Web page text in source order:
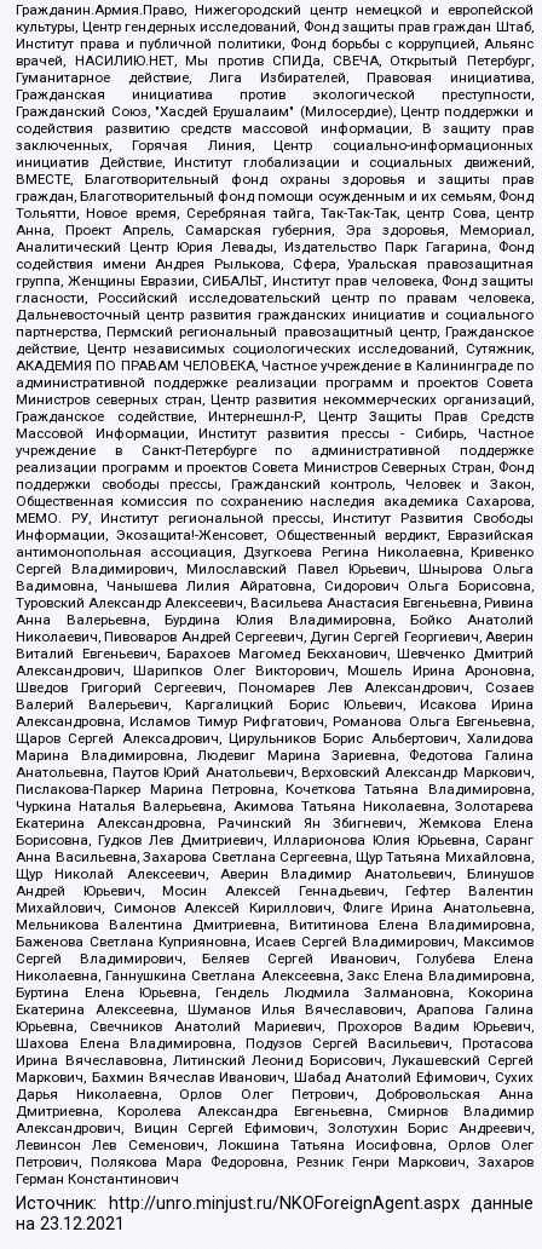
Гражданин.Армия.Право, Нижегородский центр немецкой и европейской
культуры, Центр гендерных исследований, Фонд защиты прав граждан Штаб,
Институт права и публичной политики, Фонд борьбы с коррупцией, Альянс
врачей, НАСИЛИЮ.НЕТ, Мы против СПИДа, СВЕЧА, Открытый Петербург,
Гуманитарное действие, Лига Избирателей, Правовая инициатива,
Гражданская инициатива против экологической преступности,
Гражданский Союз, "Хасдей Ерушалаим" (Милосердие), Центр поддержки и
содействия развитию средств массовой информации, В защиту прав
заключенных, Горячая Линия, Центр социально-информационных
инициатив Действие, Институт глобализации и социальных движений,
ВМЕСТЕ, Благотворительный фонд охраны здоровья и защиты прав
граждан, Благотворительный фонд помощи осужденным и их семьям, Фонд
Тольятти, Новое время, Серебряная тайга, Так-Так-Так, центр Сова, центр
Анна, Проект Апрель, Самарская губерния, Эра здоровья, Мемориал,
Аналитический Центр Юрия Левады, Издательство Парк Гагарина, Фонд
содействия имени Андрея Рылькова, Сфера, Уральская правозащитная
группа, Женщины Евразии, СИБАЛЬТ, Институт прав человека, Фонд защиты
гласности, Российский исследовательский центр по правам человека,
Дальневосточный центр развития гражданских инициатив и социального
партнерства, Пермский региональный правозащитный центр, Гражданское
действие, Центр независимых социологических исследований, Сутяжник,
АКАДЕМИЯ ПО ПРАВАМ ЧЕЛОВЕКА, Частное учреждение в Калининграде по
административной поддержке реализации программ и проектов Совета
Министров северных стран, Центр развития некоммерческих организаций,
Гражданское содействие, Интернешнл-Р, Центр Защиты Прав Средств
Массовой Информации, Институт развития прессы - Сибирь, Частное
учреждение в Санкт-Петербурге по административной поддержке
реализации программ и проектов Совета Министров Северных Стран, Фонд
поддержки свободы прессы, Гражданский контроль, Человек и Закон,
Общественная комиссия по сохранению наследия академика Сахарова,
МЕМО. РУ, Институт региональной прессы, Институт Развития Свободы
Информации, Экозащита!-Женсовет, Общественный вердикт, Евразийская
антимонопольная ассоциация, Дзугкоева Регина Николаевна, Кривенко
Сергей Владимирович, Милославский Павел Юрьевич, Шнырова Ольга
Вадимовна, Чанышева Лилия Айратовна, Сидорович Ольга Борисовна,
Туровский Александр Алексеевич, Васильева Анастасия Евгеньевна, Ривина
Анна Валерьевна, Бурдина Юлия Владимировна, Бойко Анатолий
Николаевич, Пивоваров Андрей Сергеевич, Дугин Сергей Георгиевич, Аверин
Виталий Евгеньевич, Барахоев Магомед Бекханович, Шевченко Дмитрий
Александрович, Шарипков Олег Викторович, Мошель Ирина Ароновна,
Шведов Григорий Сергеевич, Пономарев Лев Александрович, Созаев
Валерий Валерьевич, Каргалицкий Борис Юльевич, Исакова Ирина
Александровна, Исламов Тимур Рифгатович, Романова Ольга Евгеньевна,
Щаров Сергей Алексадрович, Цирульников Борис Альбертович, Халидова
Марина Владимировна, Людевиг Марина Зариевна, Федотова Галина
Анатольевна, Паутов Юрий Анатольевич, Верховский Александр Маркович,
Пислакова-Паркер Марина Петровна, Кочеткова Татьяна Владимировна,
Чуркина Наталья Валерьевна, Акимова Татьяна Николаевна, Золотарева
Екатерина Александровна, Рачинский Ян Збигневич, Жемкова Елена
Борисовна, Гудков Лев Дмитриевич, Илларионова Юлия Юрьевна, Саранг
Анна Васильевна, Захарова Светлана Сергеевна, Щур Татьяна Михайловна,
Щур Николай Алексеевич, Аверин Владимир Анатольевич, Блинушов
Андрей Юрьевич, Мосин Алексей Геннадьевич, Гефтер Валентин
Михайлович, Симонов Алексей Кириллович, Флиге Ирина Анатольевна,
Мельникова Валентина Дмитриевна, Вититинова Елена Владимировна,
Баженова Светлана Куприяновна, Исаев Сергей Владимирович, Максимов
Сергей Владимирович, Беляев Сергей Иванович, Голубева Елена
Николаевна, Ганнушкина Светлана Алексеевна, Закс Елена Владимировна,
Буртина Елена Юрьевна, Гендель Людмила Залмановна, Кокорина
Екатерина Алексеевна, Шуманов Илья Вячеславович, Арапова Галина
Юрьевна, Свечников Анатолий Мариевич, Прохоров Вадим Юрьевич,
Шахова Елена Владимировна, Подузов Сергей Васильевич, Протасова
Ирина Вячеславовна, Литинский Леонид Борисович, Лукашевский Сергей
Маркович, Бахмин Вячеслав Иванович, Шабад Анатолий Ефимович, Сухих
Дарья Николаевна, Орлов Олег Петрович, Добровольская Анна
Дмитриевна, Королева Александра Евгеньевна, Смирнов Владимир
Александрович, Вицин Сергей Ефимович, Золотухин Борис Андреевич,
Левинсон Лев Семенович, Локшина Татьяна Иосифовна, Орлов Олег
Петрович, Полякова Мара Федоровна, Резник Генри Маркович, Захаров
Герман Константинович
Источник: http://unro.minjust.ru/NKOForeignAgent.aspxданные
на23.12.2021